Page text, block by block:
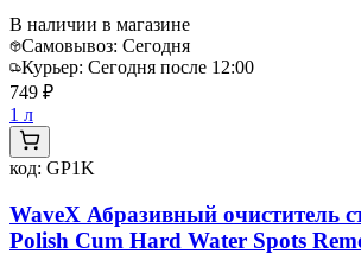
В наличии в магазине
Самовывоз: Сегодня
Курьер: Сегодня после 12:00
749 ₽
1 л
код: GP1K
WaveX Абразивный очиститель
Polish Cum Hard Water Spots